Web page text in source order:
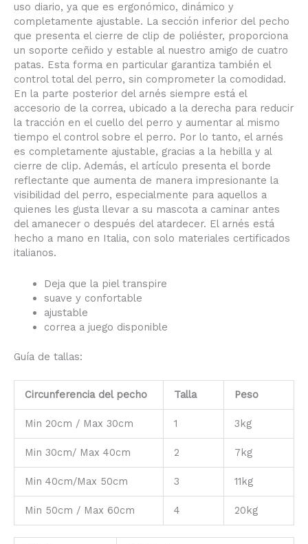
uso diario, ya que es ergonómico, dinámico y
completamente ajustable. La sección inferior del pecho
que presenta el cierre de clip de poliéster, proporciona
un soporte ceñido y estable al nuestro amigo de cuatro
patas. Esta forma en particular garantiza también el
control total del perro, sin comprometer la comodidad.
En la parte posterior del arnés siempre está el
accesorio de la correa, ubicado a la derecha para reducir
la tracción en el cuello del perro y aumentar al mismo
tiempo el control sobre el perro. Por lo tanto, el arnés
es completamente ajustable, gracias a la hebilla y al
cierre de clip. Además, el artículo presenta el borde
reflectante que aumenta de manera impresionante la
visibilidad del perro, especialmente para aquellos a
quienes les gusta llevar a su mascota a caminar antes
del amanecer o después del atardecer. El arnés está
hecho a mano en Italia, con solo materiales certificados
italianos.
Deja que la piel transpire
suave y confortable
ajustable
correa a juego disponible
Guía de tallas:
Circunferencia del pecho Talla Peso
Min 20cm / Max 30cm 1 3kg
Min 30cm/ Max 40cm 2 7kg
Min 40cm/Max 50cm 3 11kg
Min 50cm / Max 60cm 4 20kg